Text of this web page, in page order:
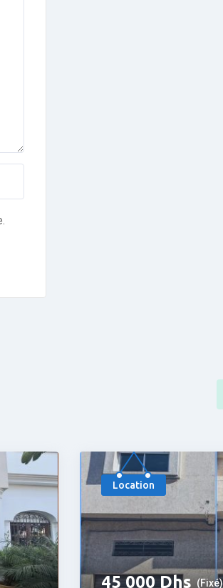
Populaire Location
45 000Dhs (Fixé)